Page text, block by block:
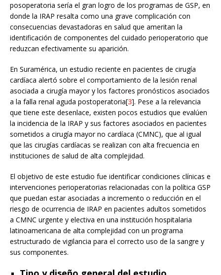
posoperatoria sería el gran logro de los programas de GSP, en
donde la IRAP resalta como una grave complicación con
consecuencias devastadoras en salud que ameritan la
identificación de componentes del cuidado perioperatorio que
reduzcan efectivamente su aparición.
En Suramérica, un estudio reciente en pacientes de cirugía
cardíaca alertó sobre el comportamiento de la lesión renal
asociada a cirugía mayor y los factores pronósticos asociados
a la falla renal aguda postoperatoria[3]. Pese a la relevancia
que tiene este desenlace, existen pocos estudios que evalúen
la incidencia de la IRAP y sus factores asociados en pacientes
sometidos a cirugía mayor no cardíaca (CMNC), que al igual
que las cirugías cardíacas se realizan con alta frecuencia en
instituciones de salud de alta complejidad.
El objetivo de este estudio fue identificar condiciones clínicas e
intervenciones perioperatorias relacionadas con la política GSP
que puedan estar asociadas a incremento o reducción en el
riesgo de ocurrencia de IRAP en pacientes adultos sometidos
a CMNC urgente y electiva en una institución hospitalaria
latinoamericana de alta complejidad con un programa
estructurado de vigilancia para el correcto uso de la sangre y
sus componentes.